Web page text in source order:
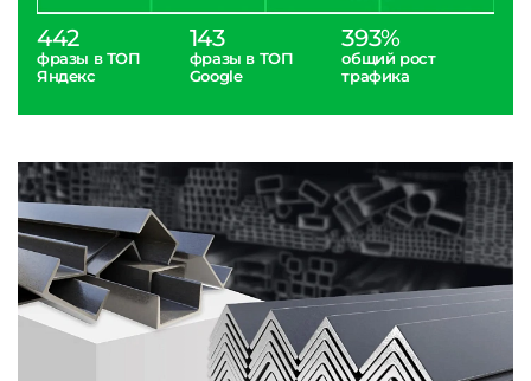
442
фразы в ТОП
Яндекс
143
фразы в ТОП
Google
393%
общий рост
трафика